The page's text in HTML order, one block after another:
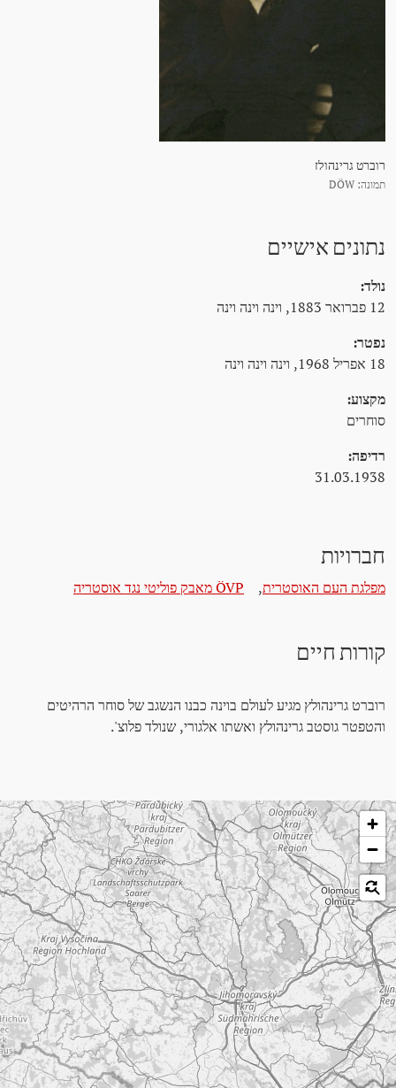
רוברט גרינהולז
תמונה: DÖW
נתונים אישיים
נולד:
12 פברואר 1883, וינה וינה וינה
נפטר:
18 אפריל 1968, וינה וינה וינה
מקצוע:
סוחרים
רדיפה:
31.03.1938
חברויות
מפלגת העם האוסטרית, ÖVP מאבק פוליטי נגד אוסטריה
קורות חיים
רוברט גרינהולץ מגיע לעולם בוינה כבנו הנשגב של סוחר הרהיטים
והטפטר גוסטב גרינהולץ ואשתו אלגורי, שנולד פלוצ'.
דלג על המפה